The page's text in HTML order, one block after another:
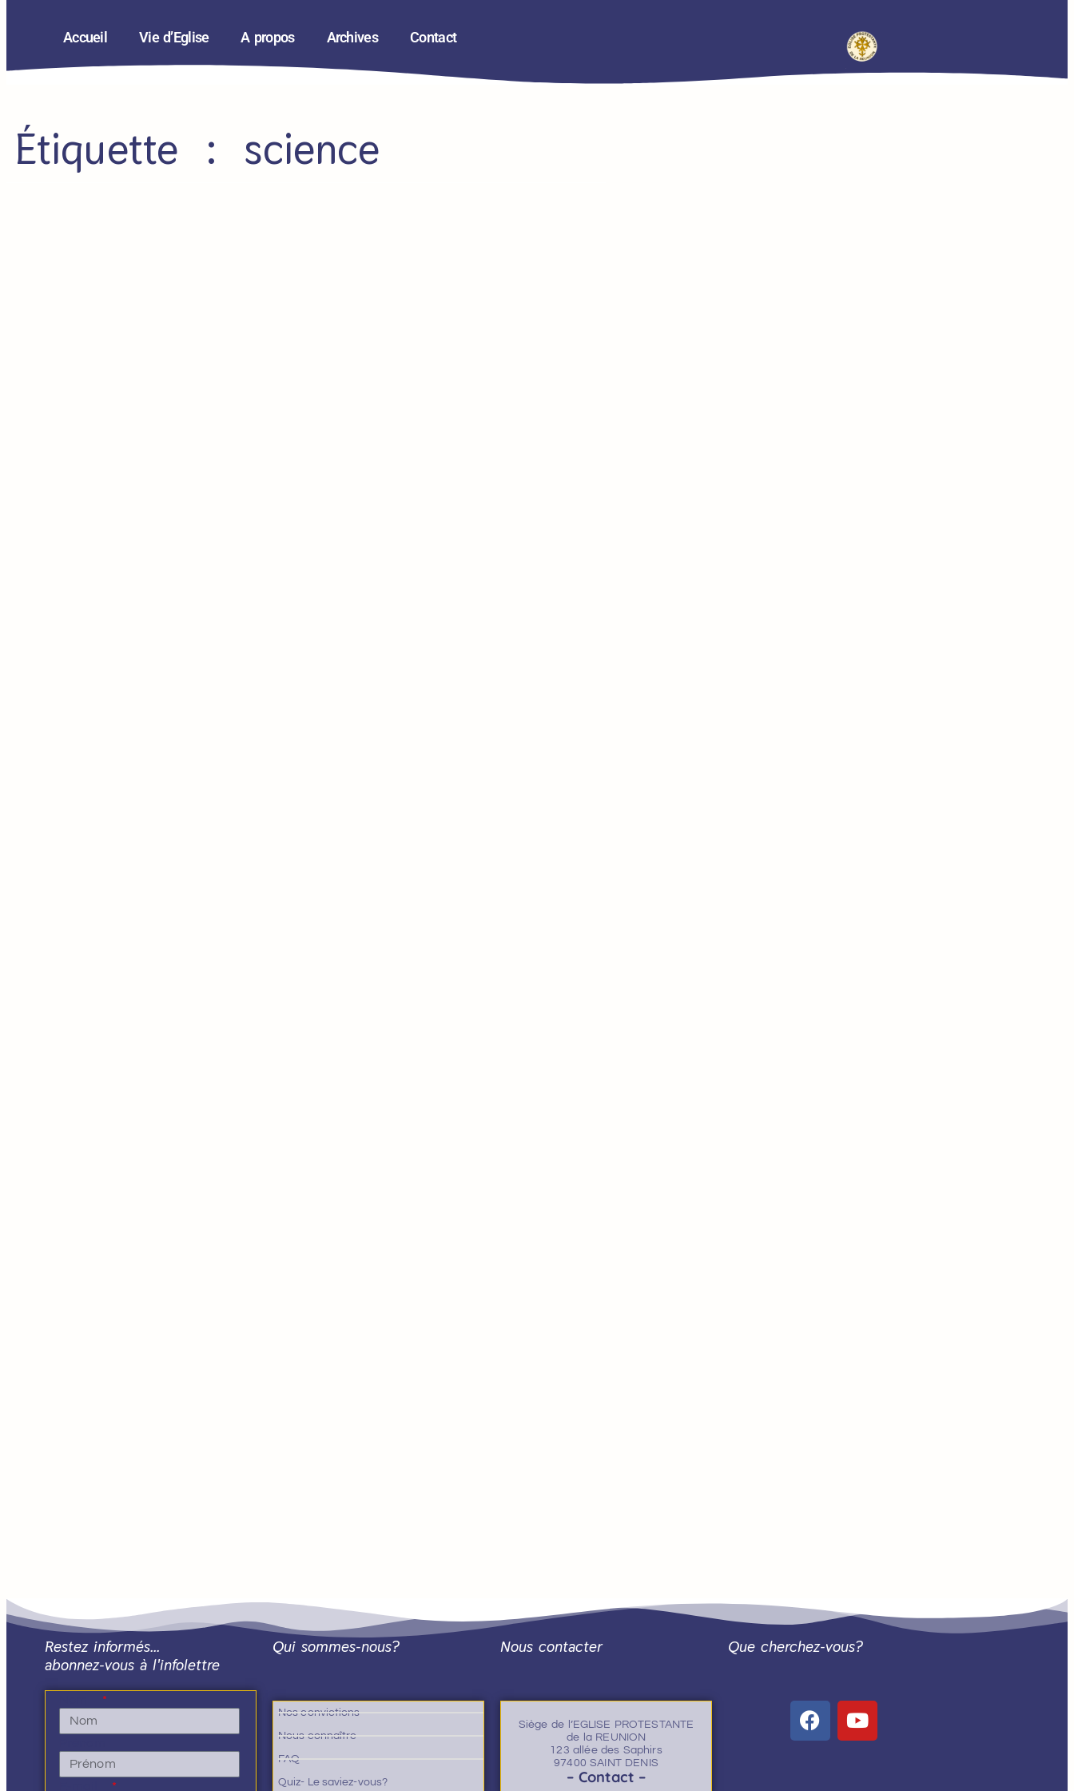
Accueil Vie d’Eglise A propos Archives Contact
Étiquette : science
Restez informés…
abonnez-vous à l'infolettre
Qui sommes-nous?
Nos convictions
Nous connaître
FAQ
Quiz- Le saviez-vous?
Nous contacter
Siège de l’EGLISE PROTESTANTE
de la REUNION
123 allée des Saphirs
97400 SAINT DENIS
– Contact –
Que cherchez-vous?